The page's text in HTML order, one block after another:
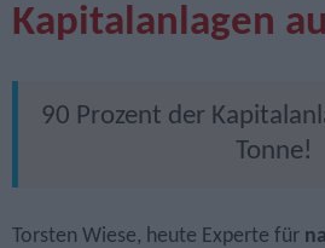
Kapitalanlagen
90 Prozent der
Tonne!
Torsten Wiese, heute Experte für